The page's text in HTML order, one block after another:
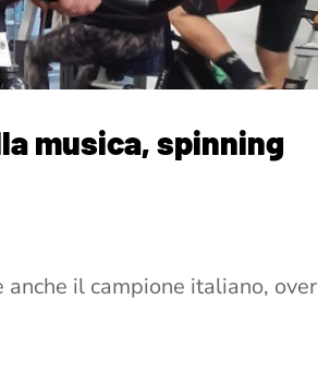
musica, spinning
il campione italiano, over